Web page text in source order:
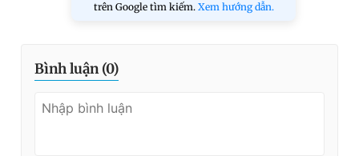
trên Google tìm kiếm. Xem hướng dẫn.
Bình luận (0)